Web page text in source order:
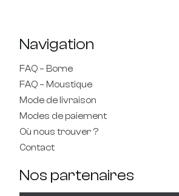
Navigation
FAQ – Borne
FAQ – Moustique
Mode de livraison
Modes de paiement
Où nous trouver ?
Contact
Nos partenaires